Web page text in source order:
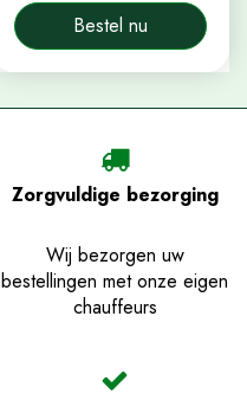
Bestel nu
Zorgvuldige bezorging
Wij bezorgen uw
bestellingen met onze eigen
chauffeurs